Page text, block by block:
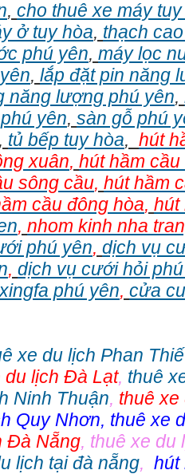
, cho thuê xe máy
ở tuy hòa, thạch
phú yên, máy lọc
, lắp đặt pin năng
năng lượng phú yên,
yên, sàn gỗ phú
, tủ bếp tuy hòa, hút
xuân, hút hầm cầu
sông cầu, hút hầm
cầu đông hòa, hút
, nhom kinh nha
phú yên, dịch vụ
, dịch vụ cưới hỏi
phú yên, cửa
xe du lịch Phan
du lịch Đà Lạt, thuê
Ninh Thuận, thuê xe
Quy Nhơn, thuê xe
Đà Nẵng, thuê xe du
lịch tại đà nẵng, hút
cho thue xe may phu yen
phú yên
0387560028 cho thuê xe
thuê xe máy ở tại Tuy Hòa
cho
căn